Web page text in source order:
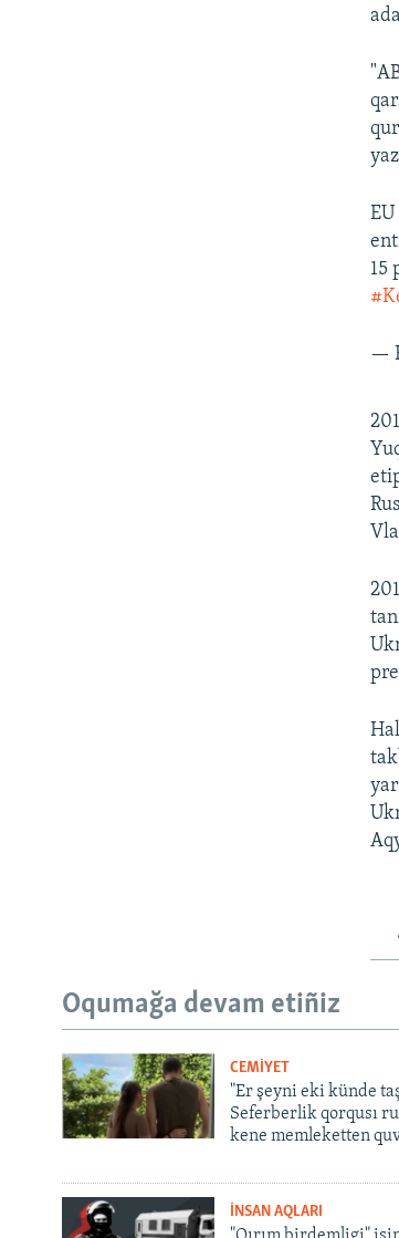
15
—
Oqumağa devam etiñiz
CEMİYET
"Er şeyni eki künde
Seferberlik qorqusı
kene memleketten
İNSAN AQLARI